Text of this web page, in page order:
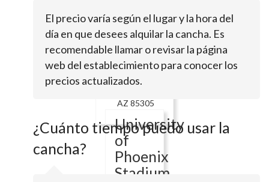
Aeg
Management
9400 W
Maryland
AZ 85305
University
of
Phoenix
Stadium
El precio varía según el lugar y la hora del
día en que desees alquilar la cancha. Es
recomendable llamar o revisar la página
web del establecimiento para conocer los
precios actualizados.
¿Cuánto tiempo puedo usar la
cancha?